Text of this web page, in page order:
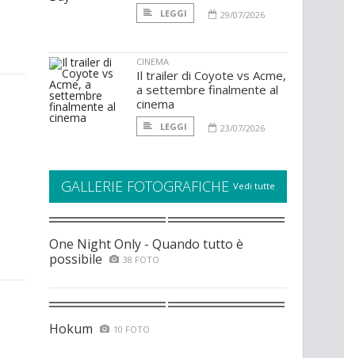
LEGGI 29/07/2026
CINEMA
Il trailer di Coyote vs Acme,
a settembre finalmente al
cinema
LEGGI 23/07/2026
GALLERIE FOTOGRAFICHE Vedi tutte
One Night Only - Quando tutto è
possibile
38 FOTO
Hokum 10 FOTO